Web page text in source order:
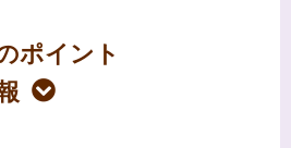
ポイント